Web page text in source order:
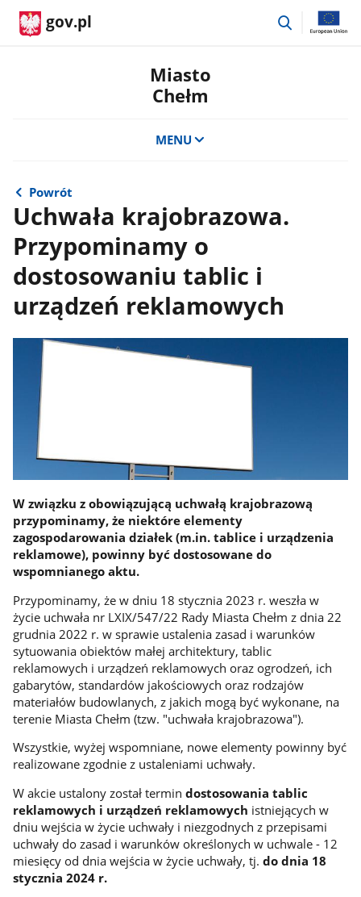
gov.pl
przejdź
Miasto
Chełm
MENU
Powrót
Uchwała krajobrazowa.
Przypominamy o
dostosowaniu tablic i
urządzeń reklamowych
W związku z obowiązującą uchwałą krajobrazową
przypominamy, że niektóre elementy
zagospodarowania działek (m.in. tablice i urządzenia
reklamowe), powinny być dostosowane do
wspomnianego aktu.
Przypominamy, że w dniu 18 stycznia 2023 r. weszła w
życie uchwała nr LXIX/547/22 Rady Miasta Chełm z dnia 22
grudnia 2022 r. w sprawie ustalenia zasad i warunków
sytuowania obiektów małej architektury, tablic
reklamowych i urządzeń reklamowych oraz ogrodzeń, ich
gabarytów, standardów jakościowych oraz rodzajów
materiałów budowlanych, z jakich mogą być wykonane, na
terenie Miasta Chełm (tzw. "uchwała krajobrazowa").
Wszystkie, wyżej wspomniane, nowe elementy powinny być
realizowane zgodnie z ustaleniami uchwały.
W akcie ustalony został termin dostosowania tablic
reklamowych i urządzeń reklamowych istniejących w
dniu wejścia w życie uchwały i niezgodnych z przepisami
uchwały do zasad i warunków określonych w uchwale - 12
miesięcy od dnia wejścia w życie uchwały, tj. do dnia 18
stycznia 2024 r.